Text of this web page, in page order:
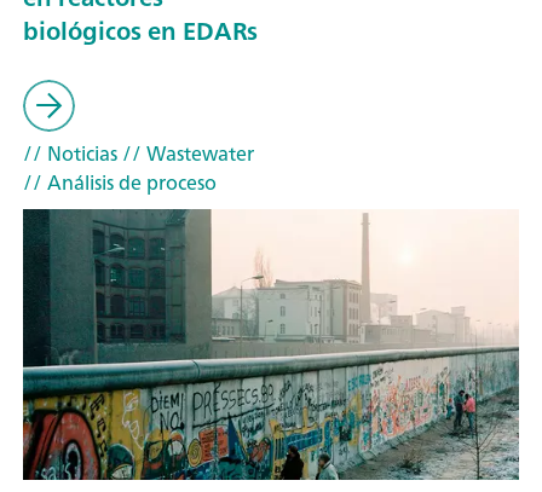
biológicos en EDARs
// Noticias// Wastewater
// Análisis de proceso